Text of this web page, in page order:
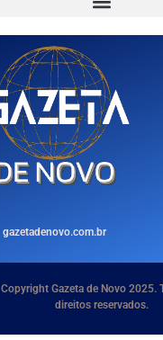
gazetadenovo.com.br
Copyright Gazeta de Novo 2025.
direitos reservados.